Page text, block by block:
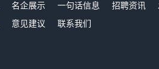
名企展示 一句话信息 招聘资讯
意见建议 联系我们